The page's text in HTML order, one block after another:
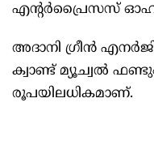
എന്റര്‍പ്രൈസസ്
അദാനി ഗ്രീന്‍
ക്വാണ്ട് മ്യൂച്വല്‍
രൂപയിലധികമാണ്.